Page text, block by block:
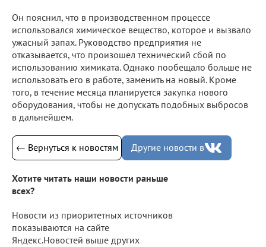
Он пояснил, что в производственном процессе
использовался химическое вещество, которое и вызвало
ужасный запах. Руководство предприятия не
отказывается, что произошел технический сбой по
использованию химиката. Однако пообещало больше не
использовать его в работе, заменить на новый. Кроме
того, в течение месяца планируется закупка нового
оборудования, чтобы не допускать подобных выбросов
в дальнейшем.
← Вернуться к новостям Другие новости в
Хотите читать наши новости раньше
всех?
Новости из приоритетных источников
показываются на сайте
Яндекс.Новостей выше других